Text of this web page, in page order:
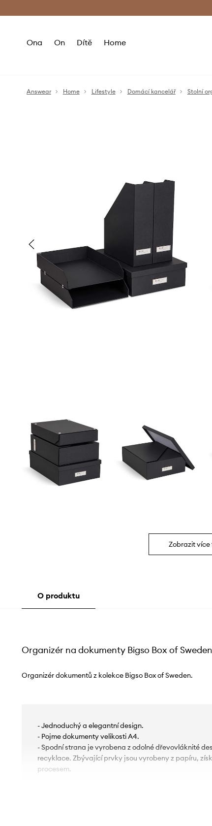
Doručení
Ona On Dítě Home
Answear Home Lifestyle Domácí kancelář Stolní
Zobrazit
O produktu
Organizér na dokumenty Bigso Box of
Organizér dokumentů z kolekce Bigso Box of Sweden.
- Jednoduchý a elegantní design.
- Pojme dokumenty velikosti A4.
- Spodní strana je vyrobena z odolné dřevovláknité
recyklace. Zbývající prvky jsou vyrobeny z papíru,
procesem.